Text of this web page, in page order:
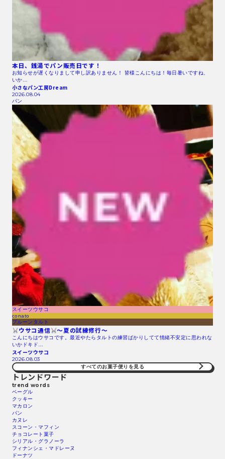
本日、銭湯でパン販売日です！
お知らせが遅くなりまして申し訳ありません！ 皆様こんにちは！毎日暑いですね、
いか…
小さなパン工房Dream
2026.08.04
パン
スイーツウサコ
conato
プルーンタルト
ウサコ通信 〜夏の試練修行〜
こんにちはウサコです。最近やたらタルトの練習ばかりしてて情緒不安定に思われな
いかドキド…
スイーツウサコ
2026.08.03
すべてのお菓子便りを見る
トレンドワード
trend words
ベーグル
クッキー
マカロン
パン
カヌレ
スコーン・マフィン
チョコレート菓子
シリアル・グラノーラ
フィナンシェ・マドレーヌ
ドーナツ